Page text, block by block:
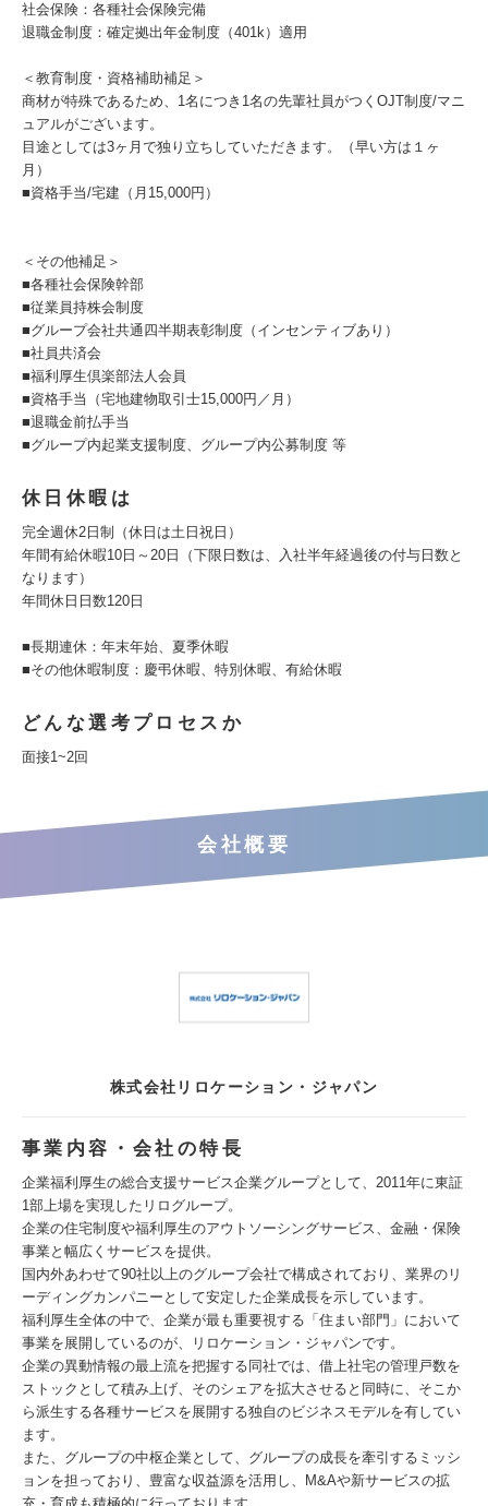
社会保険：各種社会保険完備
退職金制度：確定拠出年金制度（401k）適用
＜教育制度・資格補助補足＞
商材が特殊であるため、1名につき1名の先輩社員がつくOJT制度/マニ
ュアルがございます。
目途としては3ヶ月で独り立ちしていただきます。（早い方は１ヶ
月）
■資格手当/宅建（月15,000円）
＜その他補足＞
■各種社会保険幹部
■従業員持株会制度
■グループ会社共通四半期表彰制度（インセンティブあり）
■社員共済会
■福利厚生倶楽部法人会員
■資格手当（宅地建物取引士15,000円／月）
■退職金前払手当
■グループ内起業支援制度、グループ内公募制度 等
休日休暇は
完全週休2日制（休日は土日祝日）
年間有給休暇10日～20日（下限日数は、入社半年経過後の付与日数と
なります）
年間休日日数120日
■長期連休：年末年始、夏季休暇
■その他休暇制度：慶弔休暇、特別休暇、有給休暇
どんな選考プロセスか
面接1~2回
会社概要
株式会社リロケーション・ジャパン
事業内容・会社の特長
企業福利厚生の総合支援サービス企業グループとして、2011年に東証
1部上場を実現したリログループ。
企業の住宅制度や福利厚生のアウトソーシングサービス、金融・保険
事業と幅広くサービスを提供。
国内外あわせて90社以上のグループ会社で構成されており、業界のリ
ーディングカンパニーとして安定した企業成長を示しています。
福利厚生全体の中で、企業が最も重要視する「住まい部門」において
事業を展開しているのが、リロケーション・ジャパンです。
企業の異動情報の最上流を把握する同社では、借上社宅の管理戸数を
ストックとして積み上げ、そのシェアを拡大させると同時に、そこか
ら派生する各種サービスを展開する独自のビジネスモデルを有してい
ます。
また、グループの中枢企業として、グループの成長を牽引するミッシ
ョンを担っており、豊富な収益源を活用し、M&Aや新サービスの拡